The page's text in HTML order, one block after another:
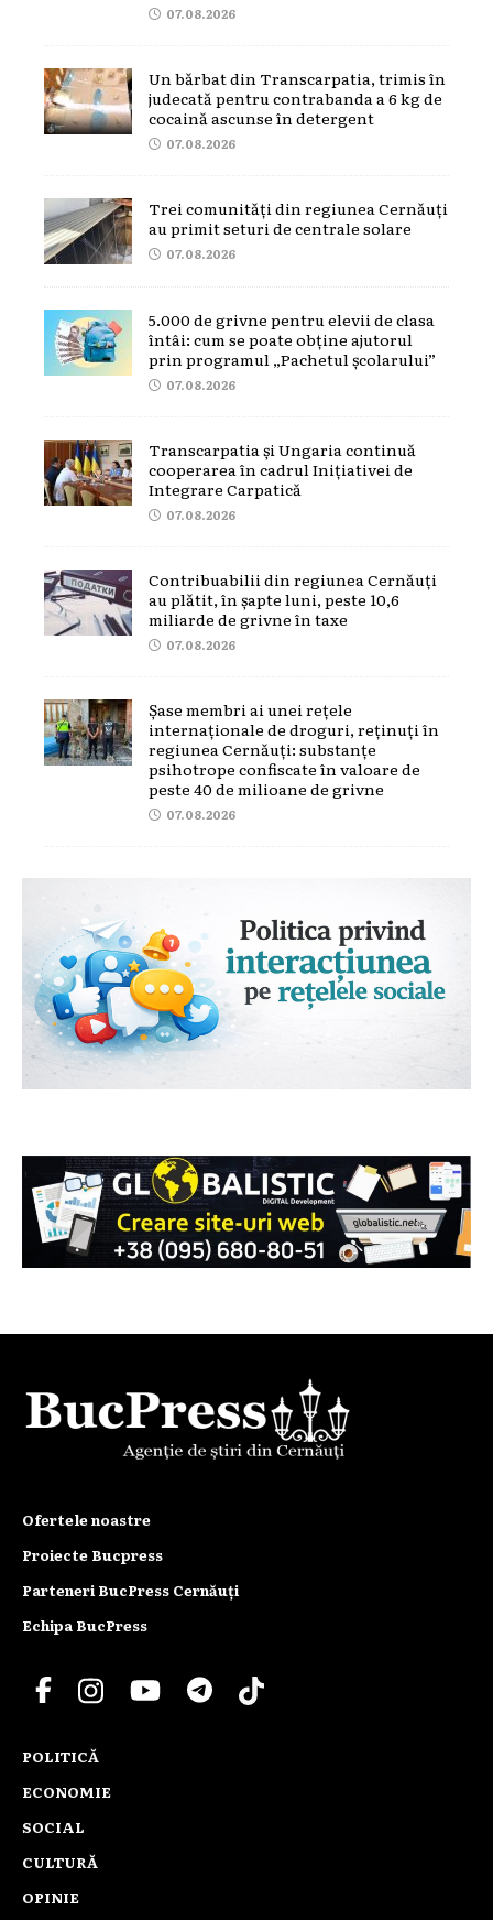
07.08.2026
Un bărbat din Transcarpatia, trimis în
judecată pentru contrabanda a 6 kg de
cocaină ascunse în detergent
07.08.2026
Trei comunități din regiunea Cernăuți
au primit seturi de centrale solare
07.08.2026
5.000 de grivne pentru elevii de clasa
întâi: cum se poate obține ajutorul
prin programul „Pachetul școlarului”
07.08.2026
Transcarpatia și Ungaria continuă
cooperarea în cadrul Inițiativei de
Integrare Carpatică
07.08.2026
Contribuabilii din regiunea Cernăuți
au plătit, în șapte luni, peste 10,6
miliarde de grivne în taxe
07.08.2026
Șase membri ai unei rețele
internaționale de droguri, reținuți în
regiunea Cernăuți: substanțe
psihotrope confiscate în valoare de
peste 40 de milioane de grivne
07.08.2026
Ofertele noastre
Proiecte Bucpress
Parteneri BucPress Cernăuți
Echipa BucPress
POLITICĂ
ECONOMIE
SOCIAL
CULTURĂ
OPINIE